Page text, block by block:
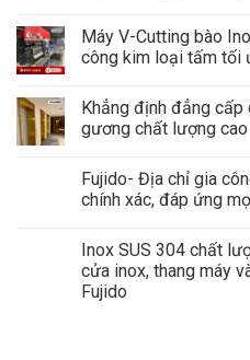
Máy V-Cutting bào
công kim loại tấm tối
Khẳng định đẳng
gương chất lượng
Fujido- Địa chỉ gia
chính xác, đáp ứng
Inox SUS 304 chất
cửa inox, thang máy
Fujido